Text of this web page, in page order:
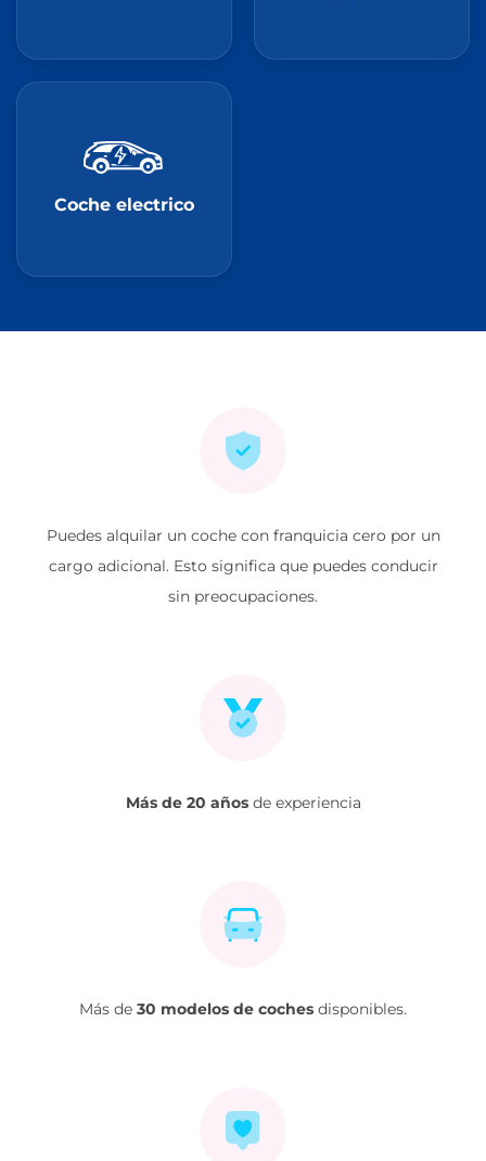
Coche electrico
Puedes alquilar un coche con franquicia cero por un
cargo adicional. Esto significa que puedes conducir
sin preocupaciones.
Más de 20 añosde experiencia
Más de 30 modelos de coches disponibles.